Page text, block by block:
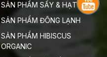
SẢN PHẨM SẤY & HẠT
SẢN PHẨM ĐÔNG LẠNH
SẢN PHẨM HIBISCUS
ORGANIC